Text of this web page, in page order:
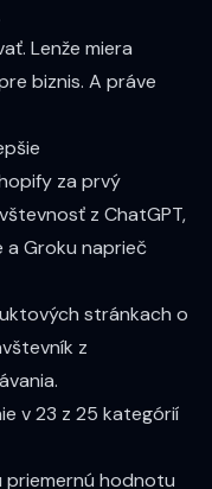
Lenže miera
biznis. A práve
za prvý
z ChatGPT,
a Groku naprieč
stránkach o
z
v23 z 25 kategórií
priemernú hodnotu